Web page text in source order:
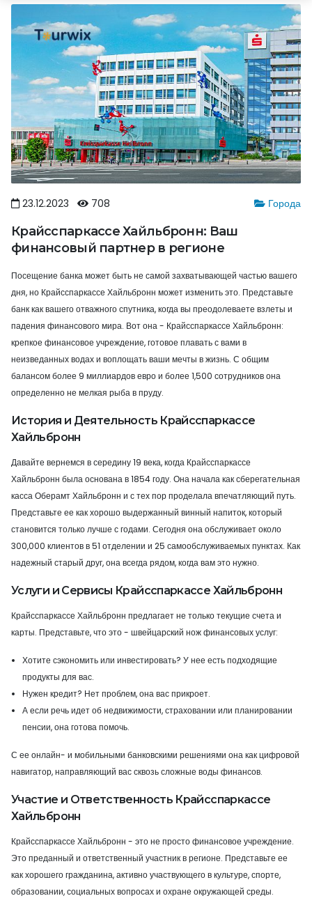
Города
23.12.2023 708
Крайсспаркассе Хайльбронн: Ваш
финансовый партнер в регионе
Посещение банка может быть не самой захватывающей частью вашего
дня, но Крайсспаркассе Хайльбронн может изменить это. Представьте
банк как вашего отважного спутника, когда вы преодолеваете взлеты и
падения финансового мира. Вот она - Крайсспаркассе Хайльбронн:
крепкое финансовое учреждение, готовое плавать с вами в
неизведанных водах и воплощать ваши мечты в жизнь. С общим
балансом более 9 миллиардов евро и более 1,500 сотрудников она
определенно не мелкая рыба в пруду.
История и Деятельность Крайсспаркассе
Хайльбронн
Давайте вернемся в середину 19 века, когда Крайсспаркассе
Хайльбронн была основана в 1854 году. Она начала как сберегательная
касса Оберамт Хайльбронн и с тех пор проделала впечатляющий путь.
Представьте ее как хорошо выдержанный винный напиток, который
становится только лучше с годами. Сегодня она обслуживает около
300,000 клиентов в 51 отделении и 25 самообслуживаемых пунктах. Как
надежный старый друг, она всегда рядом, когда вам это нужно.
Услуги и Сервисы Крайсспаркассе Хайльбронн
Крайсспаркассе Хайльбронн предлагает не только текущие счета и
карты. Представьте, что это - швейцарский нож финансовых услуг:
Хотите сэкономить или инвестировать? У нее есть подходящие
продукты для вас.
Нужен кредит? Нет проблем, она вас прикроет.
А если речь идет об недвижимости, страховании или планировании
пенсии, она готова помочь.
С ее онлайн- и мобильными банковскими решениями она как цифровой
навигатор, направляющий вас сквозь сложные воды финансов.
Участие и Ответственность Крайсспаркассе
Хайльбронн
Крайсспаркассе Хайльбронн - это не просто финансовое учреждение.
Это преданный и ответственный участник в регионе. Представьте ее
как хорошего гражданина, активно участвующего в культуре, спорте,
образовании, социальных вопросах и охране окружающей среды.